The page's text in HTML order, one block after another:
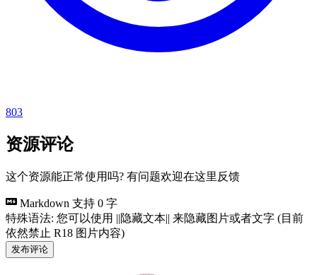
803
资源评论
这个资源能正常使用吗? 有问题欢迎在这里反馈
Markdown 支持 0 字
特殊语法: 您可以使用 ||隐藏文本|| 来隐藏图片或者文字 (目前
依然禁止 R18 图片内容)
发布评论